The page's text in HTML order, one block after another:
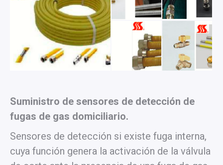
Suministro de sensores de detección de
fugas de gas domiciliario.
Sensores de detección si existe fuga interna,
cuya función genera la activación de la válvula